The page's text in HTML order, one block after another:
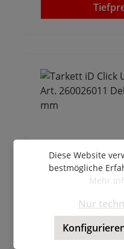
Tarkett iD Click
Art. 260026011
Diese Website
bestmögliche
Mehr
Nur